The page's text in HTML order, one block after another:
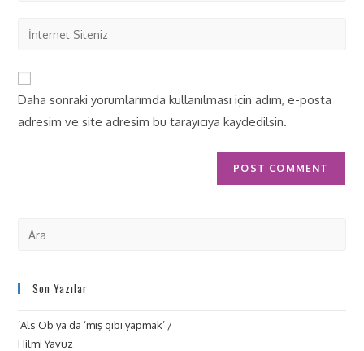
Daha sonraki yorumlarımda kullanılması için adım, e-posta
adresim ve site adresim bu tarayıcıya kaydedilsin.
Son Yazılar
‘Als Ob ya da ‘mış gibi yapmak’ /
Hilmi Yavuz